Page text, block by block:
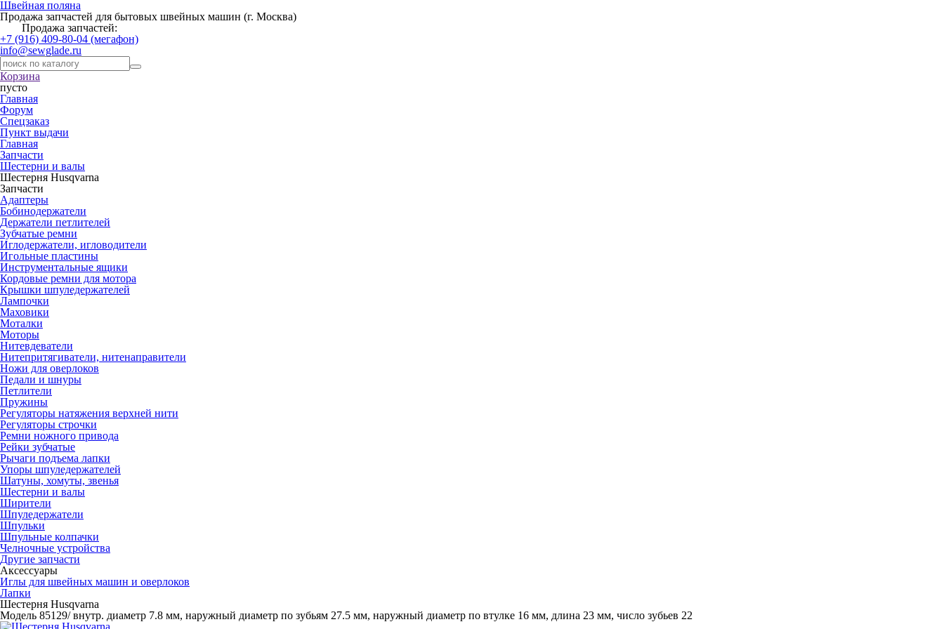
Швейная поляна
Продажа запчастей для бытовых швейных машин (г. Москва)
Продажа запчастей:
+7 (916) 409-80-04 (мегафон)
info@sewglade.ru
Корзина
пусто
Главная
Форум
Спецзаказ
Пункт выдачи
Главная
Запчасти
Шестерни и валы
Шестерня Husqvarna
Запчасти
Адаптеры
Бобинодержатели
Держатели петлителей
Зубчатые ремни
Иглодержатели, игловодители
Игольные пластины
Инструментальные ящики
Кордовые ремни для мотора
Крышки шпуледержателей
Лампочки
Маховики
Моталки
Моторы
Нитевдеватели
Нитепритягиватели, нитенаправители
Ножи для оверлоков
Педали и шнуры
Петлители
Пружины
Регуляторы натяжения верхней нити
Регуляторы строчки
Ремни ножного привода
Рейки зубчатые
Рычаги подъема лапки
Упоры шпуледержателей
Шатуны, хомуты, звенья
Шестерни и валы
Ширители
Шпуледержатели
Шпульки
Шпульные колпачки
Челночные устройства
Другие запчасти
Аксессуары
Иглы для швейных машин и оверлоков
Лапки
Шестерня Husqvarna
Модель 85129/ внутр. диаметр 7.8 мм, наружный диаметр по зубьям 27.5 мм, наружный диаметр по втулке 16 мм, длина 23 мм, число зубьев 22